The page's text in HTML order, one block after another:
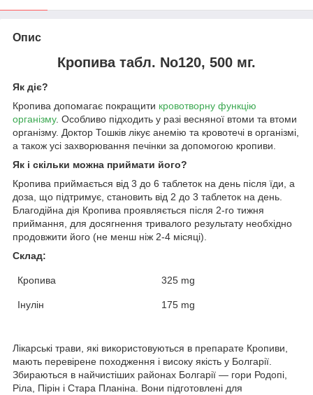
Опис
Кропива табл. No120, 500 мг.
Як діє?
Кропива допомагає покращити кровотворну функцію
організму. Особливо підходить у разі весняної втоми та втоми
організму. Доктор Тошків лікує анемію та кровотечі в організмі,
а також усі захворювання печінки за допомогою кропиви.
Як і скільки можна приймати його?
Кропива приймається від 3 до 6 таблеток на день після їди, а
доза, що підтримує, становить від 2 до 3 таблеток на день.
Благодійна дія Кропива проявляється після 2-го тижня
приймання, для досягнення тривалого результату необхідно
продовжити його (не менш ніж 2-4 місяці).
Склад:
Кропива 325 mg
Інулін 175 mg
Лікарські трави, які використовуються в препарате Кропиви,
мають перевірене походження і високу якість у Болгарії.
Збираються в найчистіших районах Болгарії — гори Родопі,
Ріла, Пірін і Стара Планіна. Вони підготовлені для